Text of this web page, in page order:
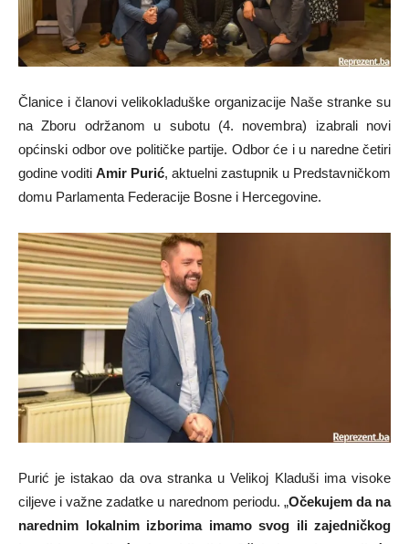
Članice i članovi velikokladuške organizacije Naše stranke su
na Zboru održanom u subotu (4. novembra) izabrali novi
općinski odbor ove političke partije. Odbor će i u naredne četiri
godine voditi Amir Purić, aktuelni zastupnik u Predstavničkom
domu Parlamenta Federacije Bosne i Hercegovine.
Purić je istakao da ova stranka u Velikoj Kladuši ima visoke
ciljeve i važne zadatke u narednom periodu. „Očekujem da na
narednim lokalnim izborima imamo svog ili zajedničkog